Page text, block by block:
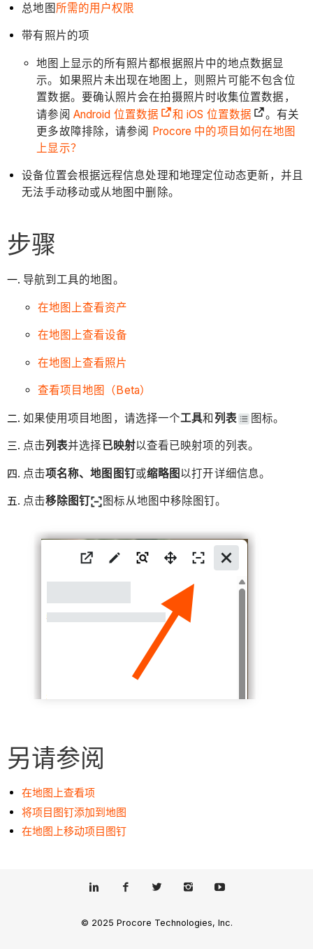
总地图 所需的用户权限
带有照片的项
地图上显示的所有照片都根据照片中的地点数据显
示。如果照片未出现在地图上，则照片可能不包含位
置数据。要确认照片会在拍摄照片时收集位置数据，
请参阅 Android 位置数据 和 iOS 位置数据
。有关
更多故障排除，请参阅 Procore 中的项目如何在地图
上显示？
设备位置会根据远程信息处理和地理定位动态更新，并且
无法手动移动或从地图中删除。
步骤
导航到工具的地图。
在地图上查看资产
在地图上查看设备
在地图上查看照片
查看项目地图（Beta）
如果使用项目地图，请选择一个工具和列表 图标。
点击列表并选择 已映射以查看已映射项的列表。
点击项名称、地图图钉或缩略图 以打开详细信息。
点击移除图钉 图标从地图中移除图钉。
另请参阅
在地图上查看项
将项目图钉添加到地图
在地图上移动项目图钉
© 2025 Procore Technologies, Inc.